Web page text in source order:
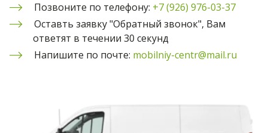
Позвоните по телефону: +7 (926) 976-03-37
Оставть заявку "Обратный звонок", Вам
ответят в течении 30 секунд
Напишите по почте: mobilniy-centr@mail.ru